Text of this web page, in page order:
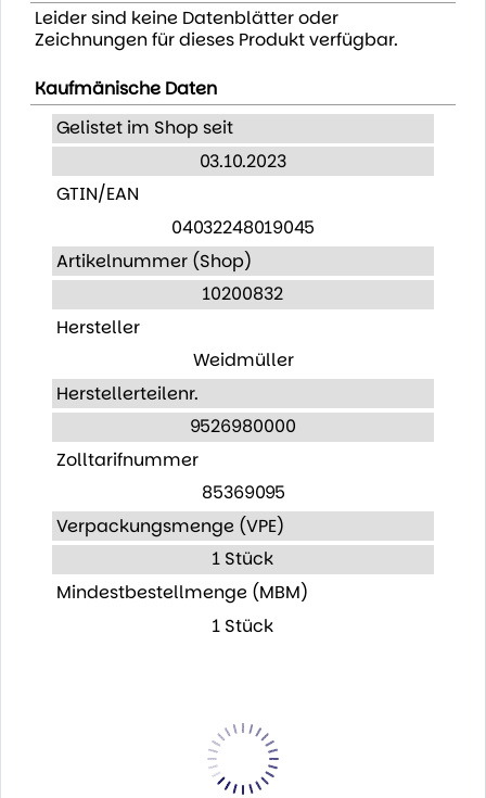
Leider sind keine Datenblätter oder
Zeichnungen für dieses Produkt verfügbar.
Kaufmänische Daten
Gelistet im Shop seit
03.10.2023
GTIN/EAN
04032248019045
Artikelnummer (Shop)
10200832
Hersteller
Weidmüller
Herstellerteilenr.
9526980000
Zolltarifnummer
85369095
Verpackungsmenge (VPE)
1 Stück
Mindestbestellmenge (MBM)
1 Stück